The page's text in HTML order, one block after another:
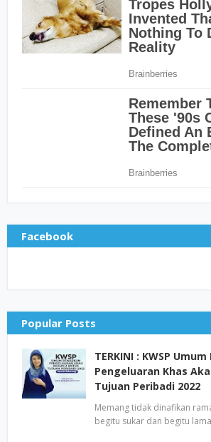
Facebook
Popular Posts
TERKINI : KWSP
Pengeluaran Khas
Tujuan Peribadi 2022
Memang tidak dinafikan
begitu sukar dan begitu